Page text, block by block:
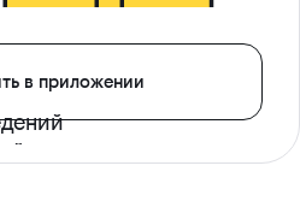
в приложении